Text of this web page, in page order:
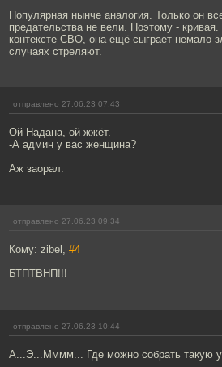
Популярная нынче аналогия. Только он
предательства не вели. Поэтому -
контексте СВО, она ещё сыграет немало
случаях стреляют.
отправлено 27.06.23 07:43
Ой Надана, ой жжёт.
-А админ у вас женщина?
Аж заорал.
отправлено 27.06.23 09:34
Кому: zibel, #4
БТПТВНП!!!
отправлено 27.06.23 10:44
А...Э...Мммм... Где можно собрать такую